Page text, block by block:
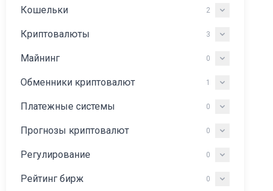
Кошельки 2
Криптовалюты 3
Майнинг 0
Обменники криптовалют 1
Платежные системы 0
Прогнозы криптовалют 0
Регулирование 0
Рейтинг бирж 0